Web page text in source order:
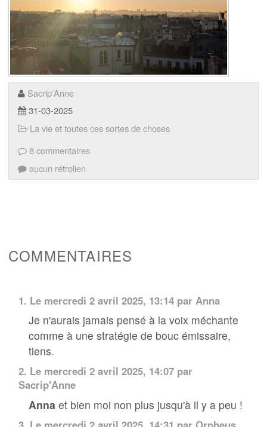
Sacrip'Anne
31-03-2025
La vie et toutes ces sortes de choses
8 commentaires
aucun rétrolien
COMMENTAIRES
1. Le mercredi 2 avril 2025, 13:14 par Anna
Je n'aurais jamais pensé à la voix méchante
comme à une stratégie de bouc émissaire,
tiens.
2. Le mercredi 2 avril 2025, 14:07 par
Sacrip'Anne
Anna et bien moi non plus jusqu'à il y a peu !